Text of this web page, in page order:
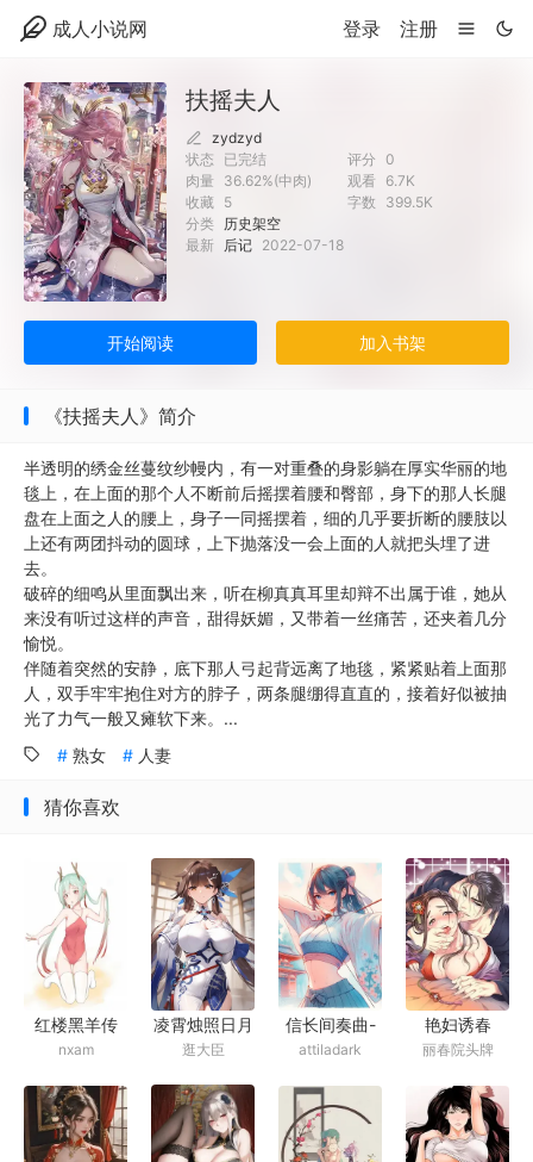
成人小说网 登录 注册
扶摇夫人
zydzyd
状态
已完结 评分 0
肉量 36.62%(中肉) 观看
6.7K
收藏 5 字数
399.5K
分类 历史架空
最新 后记 2022-07-18
开始阅读 加入书架
《扶摇夫人》简介
半透明的绣金丝蔓纹纱幔内，有一对重叠的身影躺在厚实华丽的地
毯上，在上面的那个人不断前后摇摆着腰和臀部，身下的那人长腿
盘在上面之人的腰上，身子一同摇摆着，细的几乎要折断的腰肢以
上还有两团抖动的圆球，上下抛落没一会上面的人就把头埋了进
去。
破碎的细鸣从里面飘出来，听在柳真真耳里却辩不出属于谁，她从
来没有听过这样的声音，甜得妖媚，又带着一丝痛苦，还夹着几分
愉悦。
伴随着突然的安静，底下那人弓起背远离了地毯，紧紧贴着上面那
人，双手牢牢抱住对方的脖子，两条腿绷得直直的，接着好似被抽
光了力气一般又瘫软下来。...
熟女
人妻
猜你喜欢
红楼黑羊传
nxam
凌霄烛照日月
清
逛大臣
信长间奏曲-
战国绘卷
attiladark
艳妇诱春
丽春院头牌